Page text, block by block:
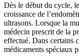
Dès le début du cycle,
croissance de
ultrasons. Lorsque la
médecin prescrit de la
effectué. Dans certains
médicaments spéciaux